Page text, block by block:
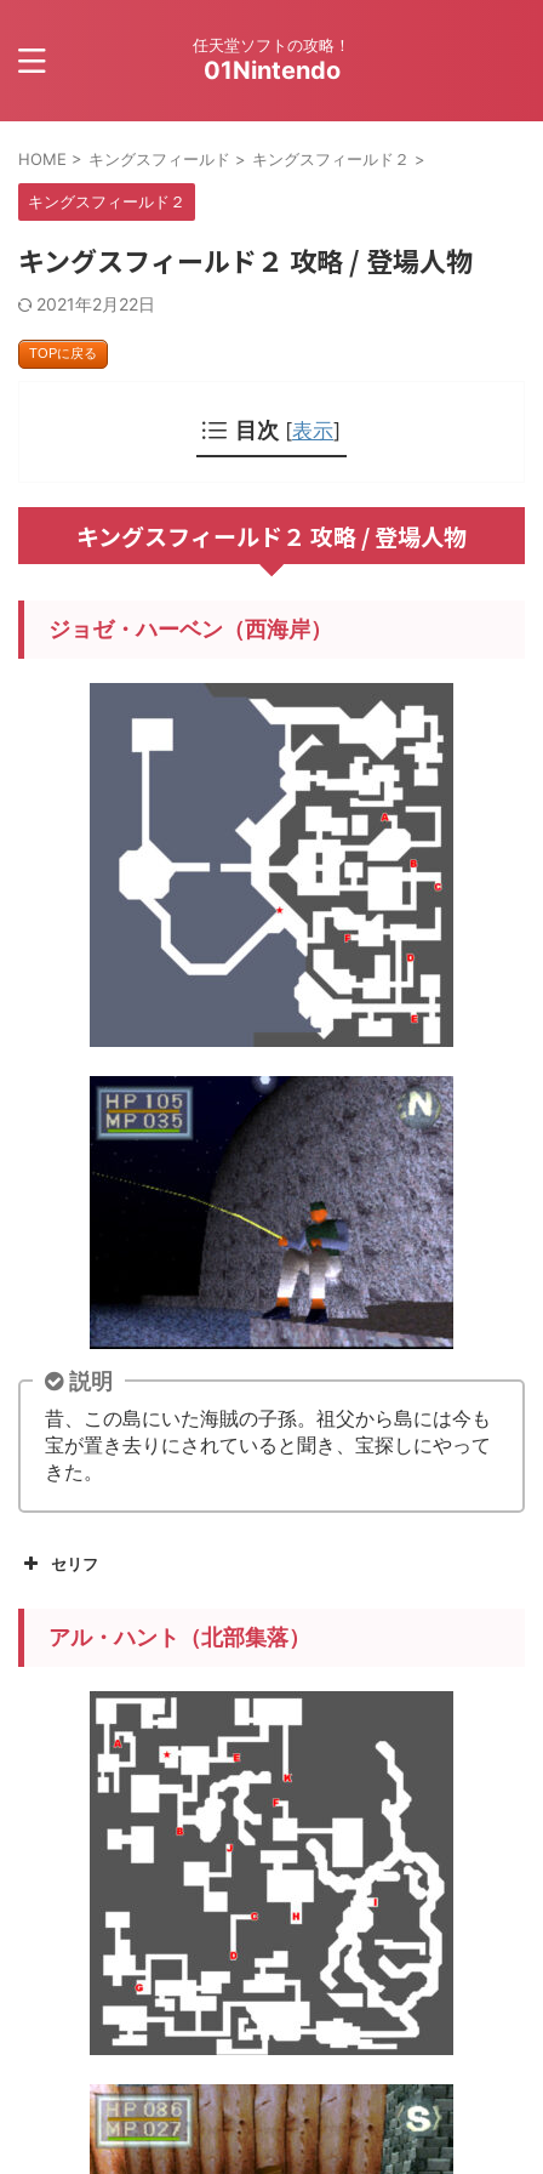
任天堂ソフトの攻略！
01Nintendo
HOME > キングスフィールド > キングスフィールド２ >
キングスフィールド２
キングスフィールド２ 攻略 / 登場人物
2021年2月22日
TOPに戻る
目次 [表示]
キングスフィールド２ 攻略 / 登場人物
ジョゼ・ハーベン（西海岸）
説明
昔、この島にいた海賊の子孫。祖父から島には今も
宝が置き去りにされていると聞き、宝探しにやって
きた。
セリフ
アル・ハント（北部集落）